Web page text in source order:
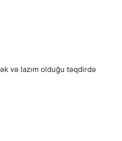
və lazım olduğu təqdirdə